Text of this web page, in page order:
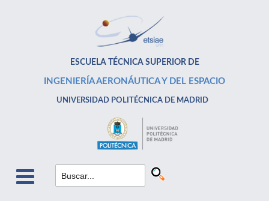
ESCUELA TÉCNICA SUPERIOR DE
INGENIERÍA AERONÁUTICA Y DEL ESPACIO
UNIVERSIDAD POLITÉCNICA DE MADRID